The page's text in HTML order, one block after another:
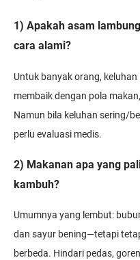
1) Apakah asam
cara alami?
Untuk banyak orang,
membaik dengan pola
Namun bila keluhan sering/
perlu evaluasi medis.
2) Makanan apa yang
kambuh?
Umumnya yang lembut:
dan sayur bening—tetapi
berbeda. Hindari pedas,